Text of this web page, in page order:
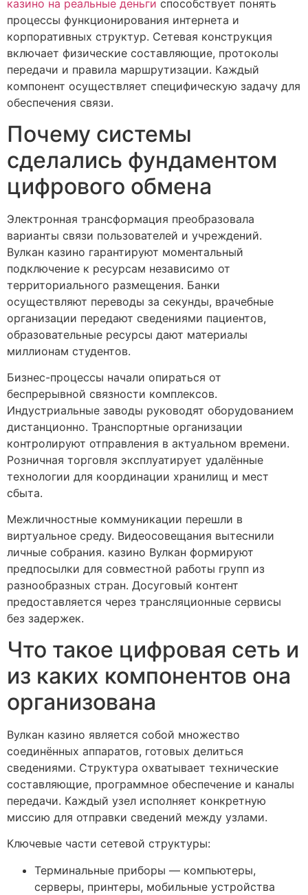
казино на реальные деньги способствует понять
процессы функционирования интернета и
корпоративных структур. Сетевая конструкция
включает физические составляющие, протоколы
передачи и правила маршрутизации. Каждый
компонент осуществляет специфическую задачу для
обеспечения связи.
Почему системы
сделались фундаментом
цифрового обмена
Электронная трансформация преобразовала
варианты связи пользователей и учреждений.
Вулкан казино гарантируют моментальный
подключение к ресурсам независимо от
территориального размещения. Банки
осуществляют переводы за секунды, врачебные
организации передают сведениями пациентов,
образовательные ресурсы дают материалы
миллионам студентов.
Бизнес-процессы начали опираться от
беспрерывной связности комплексов.
Индустриальные заводы руководят оборудованием
дистанционно. Транспортные организации
контролируют отправления в актуальном времени.
Розничная торговля эксплуатирует удалённые
технологии для координации хранилищ и мест
сбыта.
Межличностные коммуникации перешли в
виртуальное среду. Видеосовещания вытеснили
личные собрания. казино Вулкан формируют
предпосылки для совместной работы групп из
разнообразных стран. Досуговый контент
предоставляется через трансляционные сервисы
без задержек.
Что такое цифровая сеть и
из каких компонентов она
организована
Вулкан казино является собой множество
соединённых аппаратов, готовых делиться
сведениями. Структура охватывает технические
составляющие, программное обеспечение и каналы
передачи. Каждый узел исполняет конкретную
миссию для отправки сведений между узлами.
Ключевые части сетевой структуры:
Терминальные приборы — компьютеры,
серверы, принтеры, мобильные устройства